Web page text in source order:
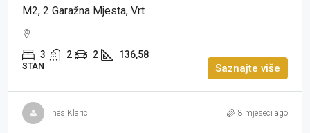
M2, 2 Garažna Mjesta, Vrt
3 2 2 136,58
STAN Saznajte više
Ines Klaric 8 mjeseci ago